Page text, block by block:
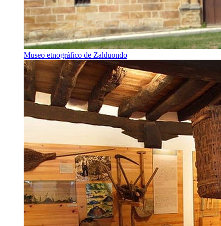
Museo etnográfico de Zalduondo